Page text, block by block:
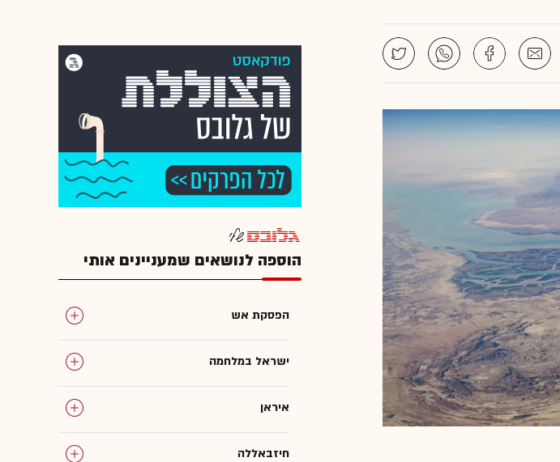
הוספה לנושאים שמעניינים אותי
הפסקת אש
ישראל במלחמה
איראן
חיזבאללה